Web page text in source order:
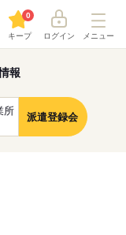
キープ
0
ログイン メニュー
報
所
派遣登録会